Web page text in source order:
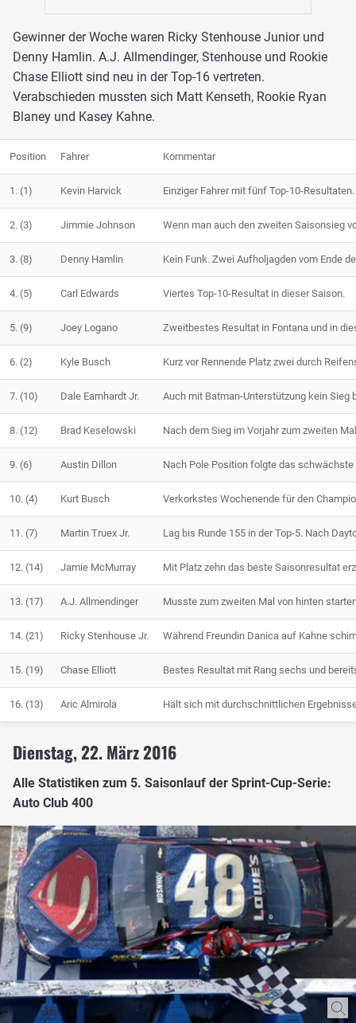
Gewinner der Woche waren Ricky Stenhouse Junior und
Denny Hamlin. A.J. Allmendinger, Stenhouse und Rookie
Chase Elliott sind neu in der Top-16 vertreten.
Verabschieden mussten sich Matt Kenseth, Rookie Ryan
Blaney und Kasey Kahne.
Position Fahrer Kommentar
1. (1) Kevin Harvick Einziger Fahrer mit fünf Top-10-
2. (3) Jimmie Johnson Wenn man auch den zweiten Saisonsieg
3. (8) Denny Hamlin Kein Funk. Zwei Aufholjagden vom Ende
4. (5) Carl Edwards Viertes Top-10-Resultat in dieser Saison.
5. (9) Joey Logano Zweitbestes Resultat in Fontana und in
6. (2) Kyle Busch Kurz vor Rennende Platz zwei durch
7. (10) Dale Earnhardt Jr. Auch mit Batman-Unterstützung kein Sieg
8. (12) Brad Keselowski Nach dem Sieg im Vorjahr zum zweiten
9. (6) Austin Dillon Nach Pole Position folgte das
10. (4) Kurt Busch Verkorkstes Wochenende für den
11. (7) Martin Truex Jr. Lag bis Runde 155 in der Top-5. Nach
12. (14) Jamie McMurray Mit Platz zehn das beste Saisonresultat
13. (17) A.J. Allmendinger Musste zum zweiten Mal von hinten
14. (21) Ricky Stenhouse Jr. Während Freundin Danica auf Kahne
15. (19) Chase Elliott Bestes Resultat mit Rang sechs und
16. (13) Aric Almirola Hält sich mit durchschnittlichen
Dienstag, 22. März 2016
Alle Statistiken zum 5. Saisonlauf der Sprint-Cup-Serie:
Auto Club 400